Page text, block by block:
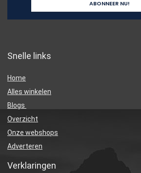
Snelle links
Home
Alles winkelen
Blogs
Overzicht
Onze webshops
Adverteren
Verklaringen